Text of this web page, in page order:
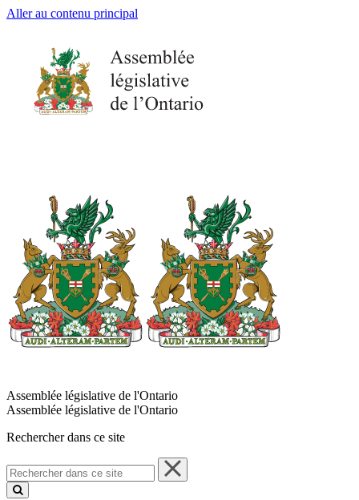
Aller au contenu principal
Assemblée législative de l'Ontario
Assemblée législative de l'Ontario
Rechercher dans ce site
Rechercher
dans
ce